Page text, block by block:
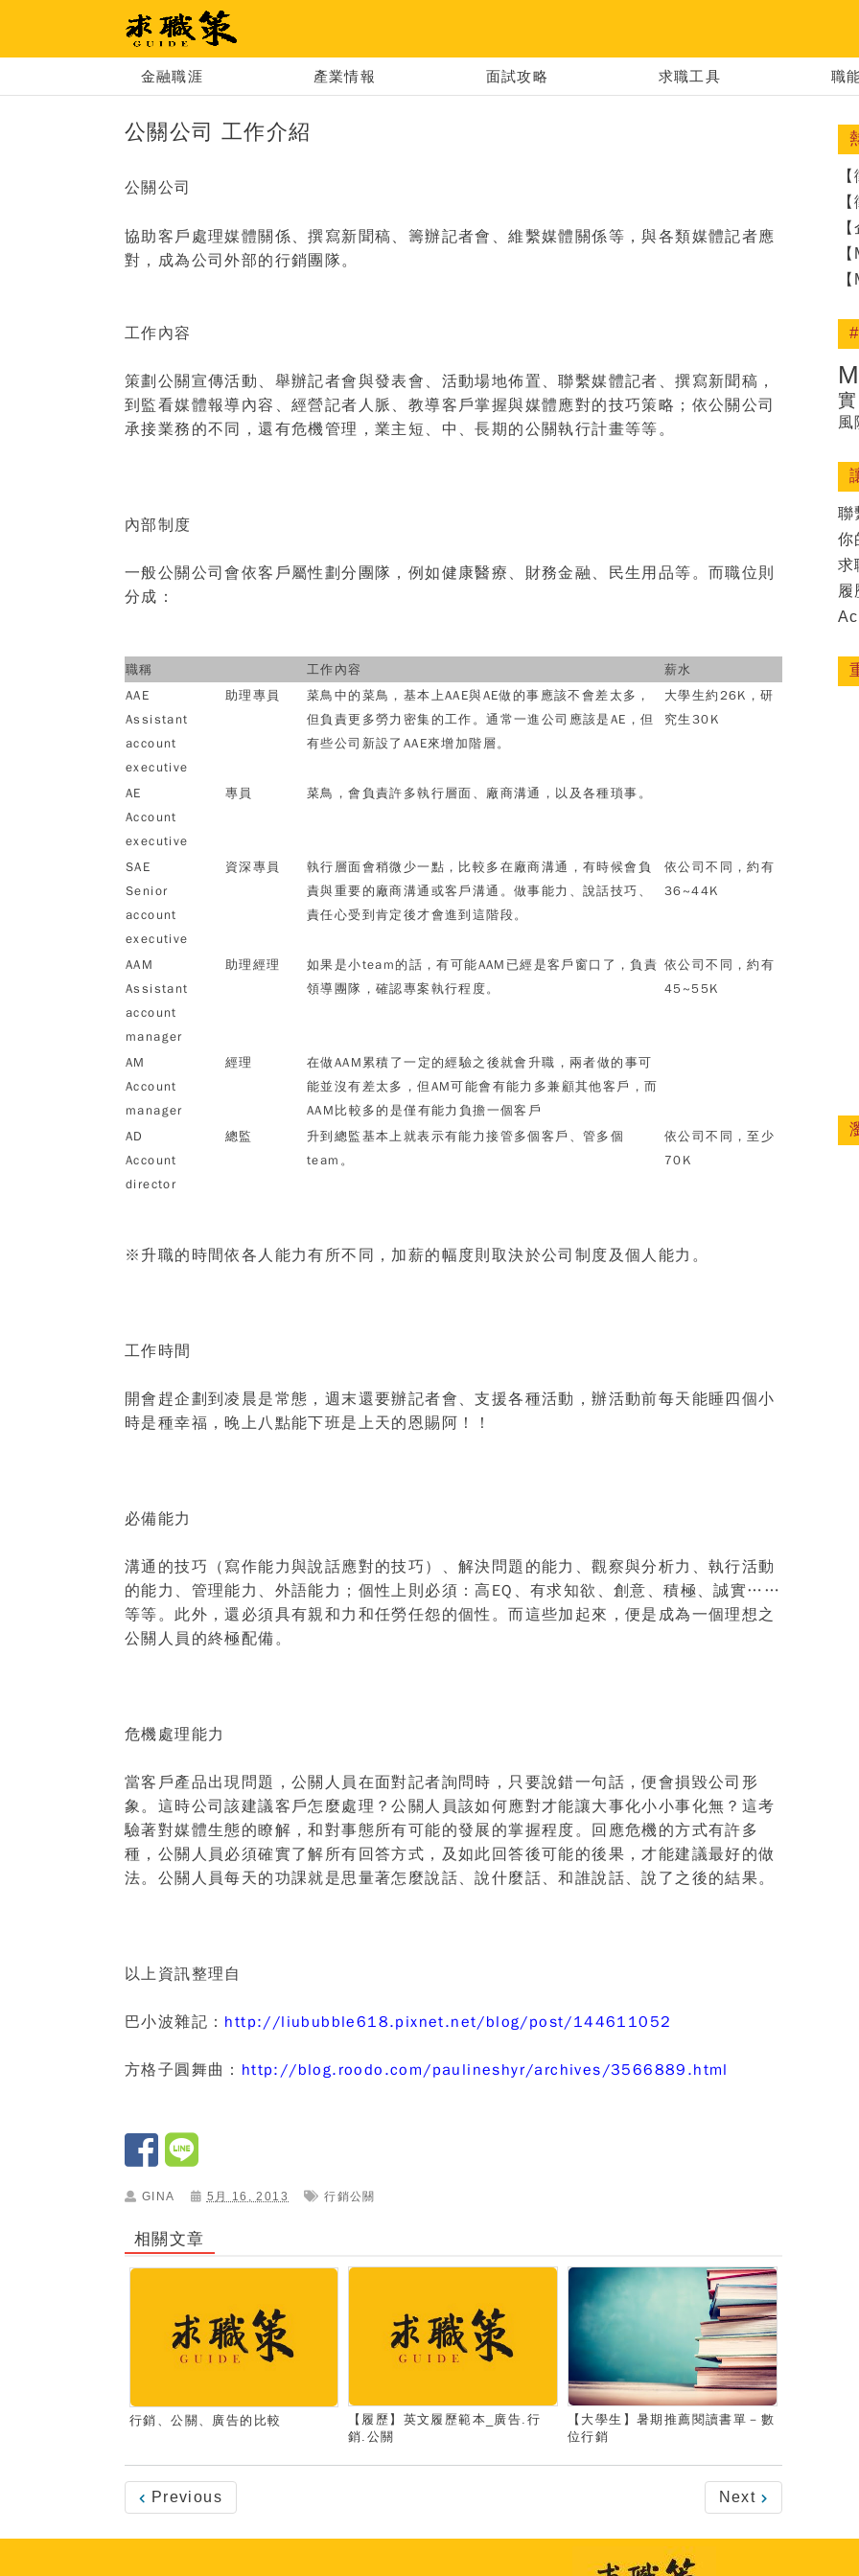
求職策 │ 建構你的夢
金融職涯 產業情報 面試攻略 求職工具 職
公關公司 工作介紹
公關公司
協助客戶處理媒體關係、撰寫新聞稿、籌辦記者會、維繫媒體關係等，與各類媒體記者應
對，成為公司外部的行銷團隊。
工作內容
策劃公關宣傳活動、舉辦記者會與發表會、活動場地佈置、聯繫媒體記者、撰寫新聞稿，
到監看媒體報導內容、經營記者人脈、教導客戶掌握與媒體應對的技巧策略；依公關公司
承接業務的不同，還有危機管理，業主短、中、長期的公關執行計畫等等。
內部制度
一般公關公司會依客戶屬性劃分團隊，例如健康醫療、財務金融、民生用品等。而職位則
分成：
職稱 工作內容
薪水
AAE
Assistant
account
executive
助理專員 菜鳥中的菜鳥，基本上AAE與AE做的事應該不會差太多，
但負責更多勞力密集的工作。通常一進公司應該是AE ，但
有些公司新設了 AAE來增加階層。
大學生約26K ，研
究生30K
AE
Account
executive
專員 菜鳥，會負責許多執行層面、廠商溝通，以及各種瑣事。
SAE
Senior
account
executive
資深專員
執行層面會稍微少一點，比較多在廠商溝通，有時候會負
責與重要的廠商溝通或客戶溝通。做事能力、說話技巧、
責任心受到肯定後才會進到這階段。
依公司不同，約有
36~44K
AAM
Assistant
account
manager
助理經理 如果是小team的話，有可能AAM 已經是客戶窗口了，負責
領導團隊，確認專案執行程度。
依公司不同，約有
45~55K
AM
Account
manager
經理 在做AAM 累積了一定的經驗之後就會升職，兩者做的事可
能並沒有差太多，但AM可能會有能力多兼顧其他客戶，而
AAM比較多的是僅有能力負擔一個客戶
AD
Account
director
總監
升到總監基本上就表示有能力接管多個客戶、管多個
team 。
依公司不同，至少
70K
※升職的時間依各人能力有所不同，加薪的幅度則取決於公司制度及個人能力。
工作時間
開會趕企劃到凌晨是常態，週末還要辦記者會、支援各種活動，辦活動前每天能睡四個小
時是種幸福，晚上八點能下班是上天的恩賜阿！！
必備能力
溝通的技巧（寫作能力與說話應對的技巧）、解決問題的能力、觀察與分析力、執行活動
的能力、管理能力、外語能力；個性上則必須：高 EQ 、有求知欲、創意、積極、誠實……
等等。此外，還必須具有親和力和任勞任怨的個性。而這些加起來，便是成為一個理想之
公關人員的終極配備。
危機處理能力
當客戶產品出現問題，公關人員在面對記者詢問時，只要說錯一句話，便會損毀公司形
象。這時公司該建議客戶怎麼處理？公關人員該如何應對才能讓大事化小小事化無？這考
驗著對媒體生態的瞭解，和對事態所有可能的發展的掌握程度。回應危機的方式有許多
種，公關人員必須確實了解所有回答方式，及如此回答後可能的後果，才能建議最好的做
法。公關人員每天的功課就是思量著怎麼說話、說什麼話、和誰說話、說了之後的結果。
以上資訊整理自
巴小波雜記： http://liububble618.pixnet.net/blog/post/144611052
方格子圓舞曲： http://blog.roodo.com/paulineshyr/archives/3566889.html
GINA 5月 16, 2013 行銷公關
相關文章
行銷、公關、廣告的比較
【履歷】英文履歷範本_廣告.行
銷.公關
【大學生】暑期推薦閱讀書單－數
位行銷
Previous Next
風
聯
你
求
履